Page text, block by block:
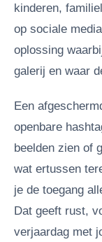
kinderen,
op sociale
oplossing
galerij en waar
Een
openbare
beelden zien of
wat ertussen
je de toegang
Dat geeft rust,
verjaardag met